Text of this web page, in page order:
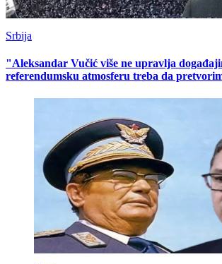
Srbija
"Aleksandar Vučić više ne upravlja
referendumsku atmosferu treba da